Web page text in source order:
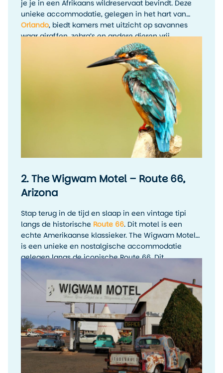
je je in een Afrikaans wildreservaat bevindt. Deze
unieke accommodatie, gelegen in het hart van
Orlando, biedt kamers met uitzicht op savannes
waar giraffen, zebra’s en andere dieren vrij
rondlopen. Het hotel heeft een Afrikaanse sfeer met
authentieke kunstwerken, prachtige tuinen en
uitstekende restaurants zoals Jiko en Boma. Perfect
voor gezinnen die een bezoek aan Disney
combineren met een unieke overnachting!
2. The Wigwam Motel – Route 66,
Arizona
Stap terug in de tijd en slaap in een vintage tipi
langs de historische Route 66. Dit motel is een
echte Amerikaanse klassieker. The Wigwam Motel
is een unieke en nostalgische accommodatie
gelegen langs de iconische Route 66. Dit
historische motel bestaat uit 15 charmante
wigwams (tipi-vormige kamers) die dateren uit de
jaren ’50 en het klassieke Amerika van weleer
oproepen. De kamers zijn eenvoudig maar
comfortabel ingericht, met authentieke retro-
details die perfect passen bij de sfeer van Route 66.